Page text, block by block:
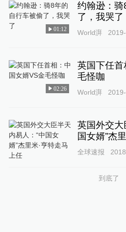
01:12
约翰逊：
了，我哭了
World湃
02:26
英国下任
毛怪咖
World湃
英国外交大
国女婿”杰
全球速报
到底了